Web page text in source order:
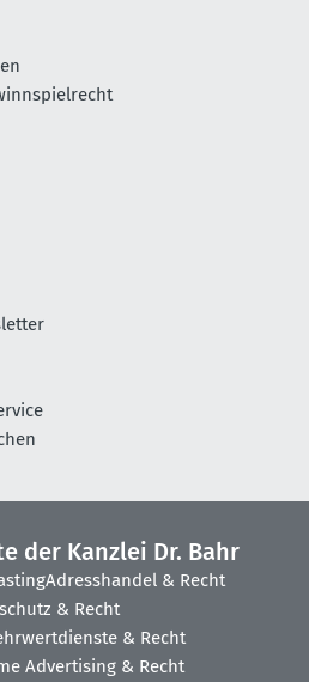
der Kanzlei Dr. Bahr
Adresshandel & Recht
& Recht
& Recht
Advertising & Recht